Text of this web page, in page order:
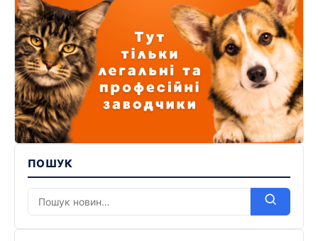
ПОШУК